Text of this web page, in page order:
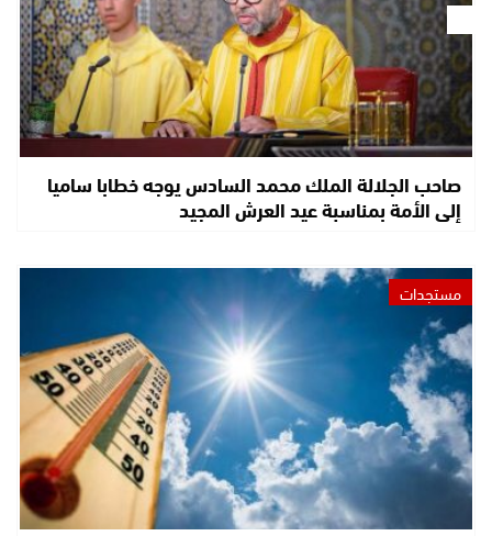
صاحب الجلالة الملك محمد السادس يوجه خطابا ساميا
إلى الأمة بمناسبة عيد العرش المجيد
مستجدات